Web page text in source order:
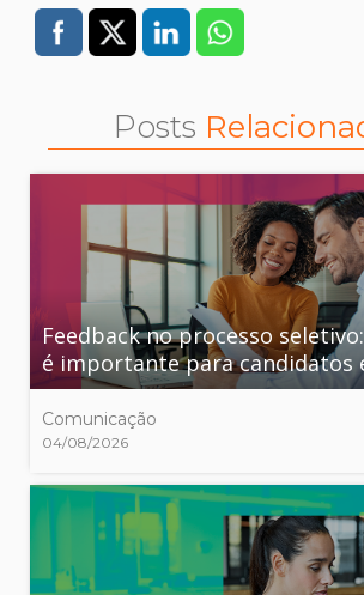
Posts
Feedback no processo
é importante para candidatos
Comunicação
04/08/2026